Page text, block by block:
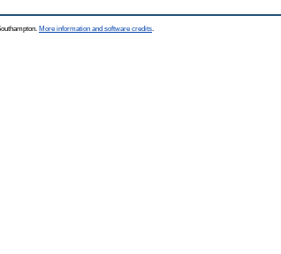
More information and software credits